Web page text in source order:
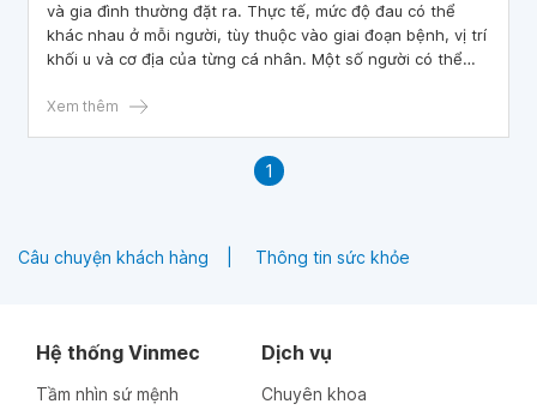
và gia đình thường đặt ra. Thực tế, mức độ đau có thể
khác nhau ở mỗi người, tùy thuộc vào giai đoạn bệnh, vị trí
khối u và cơ địa của từng cá nhân. Một số người có thể
lại trải qua những cơn đau dữ dội, lan tỏa.
Xem thêm
1
Câu chuyện khách hàng Thông tin sức khỏe
Hệ thống Vinmec
Tầm nhìn sứ mệnh
Dịch vụ
Chuyên khoa